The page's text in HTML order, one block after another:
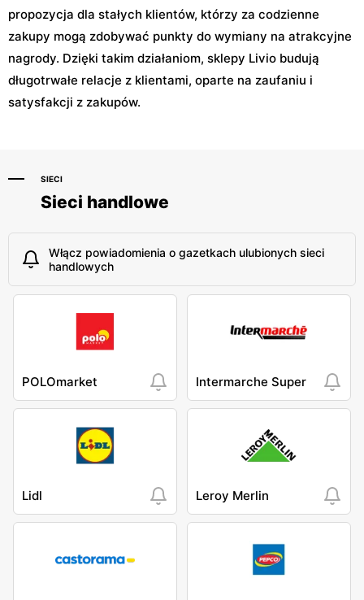
propozycja dla stałych klientów, którzy za codzienne
zakupy mogą zdobywać punkty do wymiany na atrakcyjne
nagrody. Dzięki takim działaniom, sklepy Livio budują
długotrwałe relacje z klientami, oparte na zaufaniu i
satysfakcji z zakupów.
SIECI
Sieci handlowe
Włącz powiadomienia o gazetkach ulubionych sieci
handlowych
POLOmarket Intermarche Super
Lidl Leroy Merlin